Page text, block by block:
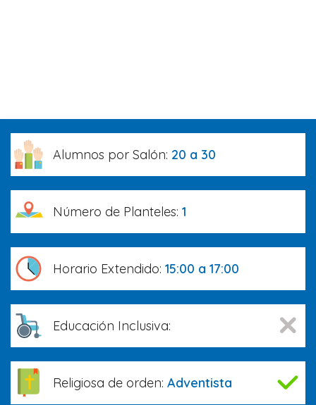
Alumnos por Salón: 20 a 30
Número de Planteles: 1
Horario Extendido: 15:00 a 17:00
Educación Inclusiva:
Religiosa de orden: Adventista